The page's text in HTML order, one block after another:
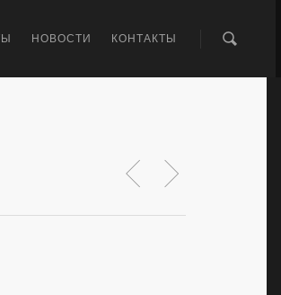
НОВОСТИ КОНТАКТЫ